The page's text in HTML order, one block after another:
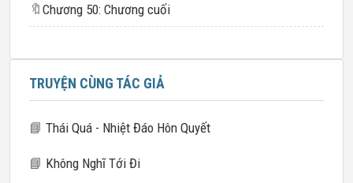
🔖 Chương 50: Chương cuối
TRUYỆN CÙNG TÁC GIẢ
📘 Thái Quá - Nhiệt Đáo Hôn Quyết
📘 Không Nghĩ Tới Đi